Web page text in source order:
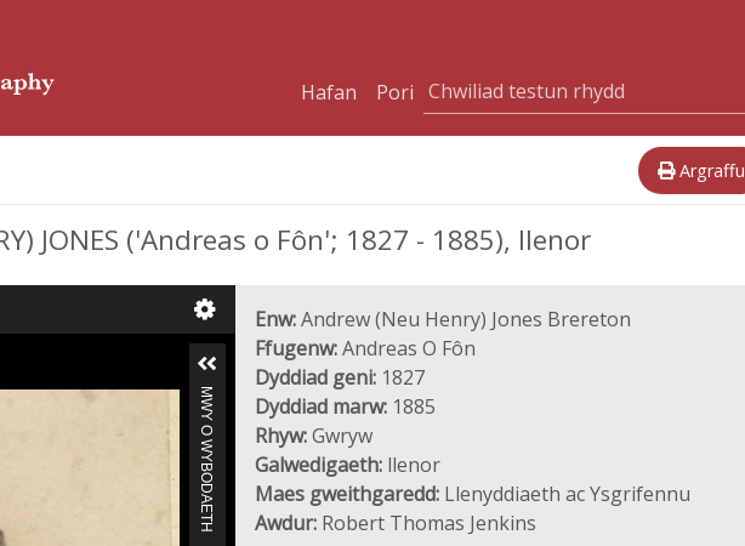
Hafan
Pori
Argraffu
JONES ('Andreas o Fôn'; 1827 - 1885), llenor
MWY O WYBODAETH
Enw:Andrew (Neu Henry) Jones Brereton
Ffugenw:Andreas O Fôn
Dyddiad geni: 1827
Dyddiad marw: 1885
Rhyw:Gwryw
Galwedigaeth: llenor
Maes gweithgaredd: Llenyddiaeth ac Ysgrifennu
Awdur: Robert Thomas Jenkins